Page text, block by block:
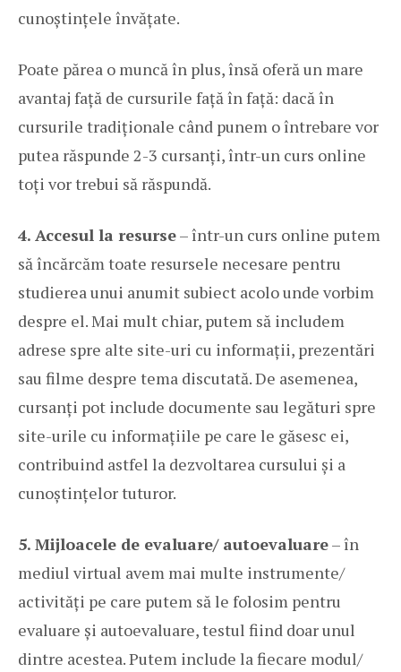
cunoștințele învățate.
Poate părea o muncă în plus, însă oferă un mare
avantaj față de cursurile față în față: dacă în
cursurile tradiționale când punem o întrebare vor
putea răspunde 2-3 cursanți, într-un curs online
toți vor trebui să răspundă.
4. Accesul la resurse– într-un curs online putem
să încărcăm toate resursele necesare pentru
studierea unui anumit subiect acolo unde vorbim
despre el. Mai mult chiar, putem să includem
adrese spre alte site-uri cu informații, prezentări
sau filme despre tema discutată. De asemenea,
cursanți pot include documente sau legături spre
site-urile cu informațiile pe care le găsesc ei,
contribuind astfel la dezvoltarea cursului și a
cunoștințelor tuturor.
5. Mijloacele de evaluare/ autoevaluare– în
mediul virtual avem mai multe instrumente/
activități pe care putem să le folosim pentru
evaluare și autoevaluare, testul fiind doar unul
dintre acestea. Putem include la fiecare modul/